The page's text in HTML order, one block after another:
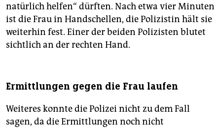
natürlich helfen“ dürften. Nach etwa vier Minuten
ist die Frau in Handschellen, die Polizistin hält sie
weiterhin fest. Einer der beiden Polizisten blutet
sichtlich an der rechten Hand.
Ermittlungen gegen die Frau laufen
Weiteres konnte die Polizei nicht zu dem Fall
sagen, da die Ermittlungen noch nicht